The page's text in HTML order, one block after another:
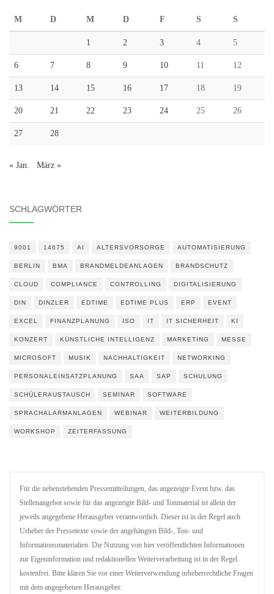
M D M D F S S
1 2 3 4 5
6 7 8 9 10 11 12
13 14 15 16 17 18 19
20 21 22 23 24 25 26
27 28
« Jan. März »
SCHLAGWÖRTER
9001 14675 AI ALTERSVORSORGE AUTOMATISIERUNG
BERLIN BMA BRANDMELDEANLAGEN BRANDSCHUTZ
CLOUD COMPLIANCE CONTROLLING DIGITALISIERUNG
DIN DINZLER EDTIME EDTIME PLUS ERP EVENT
EXCEL FINANZPLANUNG ISO IT IT SICHERHEIT KI
KONZERT KÜNSTLICHE INTELLIGENZ MARKETING MESSE
MICROSOFT MUSIK NACHHALTIGKEIT NETWORKING
PERSONALEINSATZPLANUNG SAA SAP SCHULUNG
SCHÜLERAUSTAUSCH SEMINAR SOFTWARE
SPRACHALARMANLAGEN WEBINAR WEITERBILDUNG
WORKSHOP ZEITERFASSUNG
Für die nebenstehenden Pressemitteilungen, das angezeigte Event bzw. das
Stellenangebot sowie für das angezeigte Bild- und Tonmaterial ist allein der
jeweils angegebene Herausgeber verantwortlich. Dieser ist in der Regel auch
Urheber der Pressetexte sowie der angehängten Bild-, Ton- und
Informationsmaterialien. Die Nutzung von hier veröffentlichten Informationen
zur Eigeninformation und redaktionellen Weiterverarbeitung ist in der Regel
kostenfrei. Bitte klären Sie vor einer Weiterverwendung urheberrechtliche Fragen
mit dem angegebenen Herausgeber.